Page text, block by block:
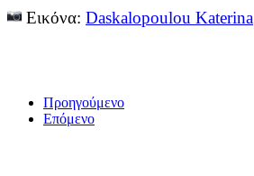
Εικόνα: Daskalopoulou Katerina
Προηγούμενο
Επόμενο